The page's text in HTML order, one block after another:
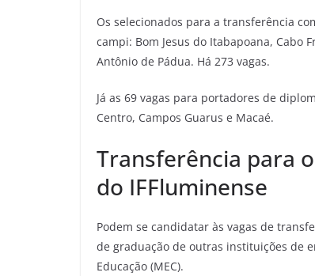
Os selecionados para a transferência
campi: Bom Jesus do Itabapoana, Cabo
Antônio de Pádua. Há 273 vagas.
Já as 69 vagas para portadores de
Centro, Campos Guarus e Macaé.
Transferência para
do IFFluminense
Podem se candidatar às vagas de
de graduação de outras instituições de
Educação (MEC).